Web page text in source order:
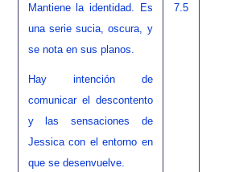
Mantiene la identidad. Es
una serie sucia, oscura, y
se nota en sus planos.
Hay intención de
comunicar el descontento
y las sensaciones de
Jessica con el entorno en
que se desenvuelve.
7.5